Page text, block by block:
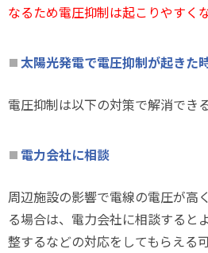
なるため電圧抑制は起こりやすくな
太陽光発電で電圧抑制が起きた
電圧抑制は以下の対策で解消でき
電力会社に相談
周辺施設の影響で電線の電圧が高
る場合は、電力会社に相談すると
整するなどの対応をしてもらえる